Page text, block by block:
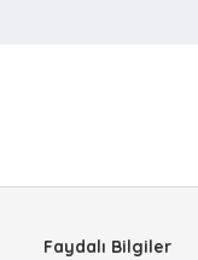
Faydalı Bilgiler